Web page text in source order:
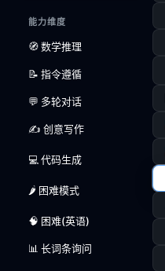
能力维度
🧭 数学推理
📝 指令遵循
💬 多轮对话
✍️ 创意写作
💻 代码生成
🌶️ 困难模式
🧠 困难(英语)
📊 长词条询问